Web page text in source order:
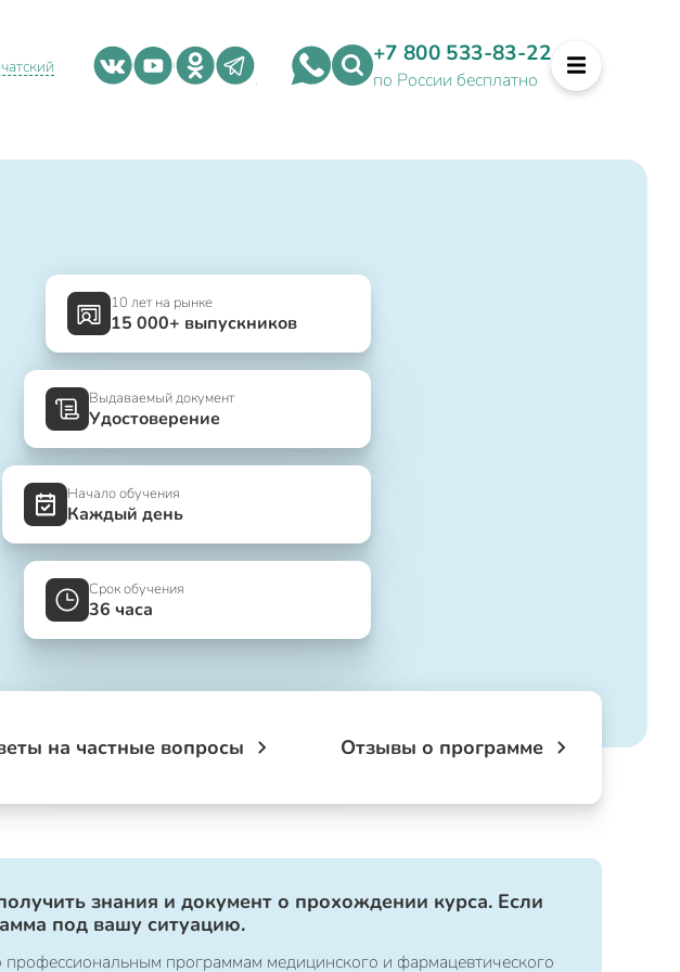
+7 800 533-83-22
по России бесплатно
10 лет на рынке
15 000+ выпускников
Выдаваемый документ
Удостоверение
Начало обучения
Каждый день
Срок обучения
36 часа
на частные вопросы Отзывы о программе
знания и документ о прохождении курса. Если
под вашу ситуацию.
программам медицинского и фармацевтического